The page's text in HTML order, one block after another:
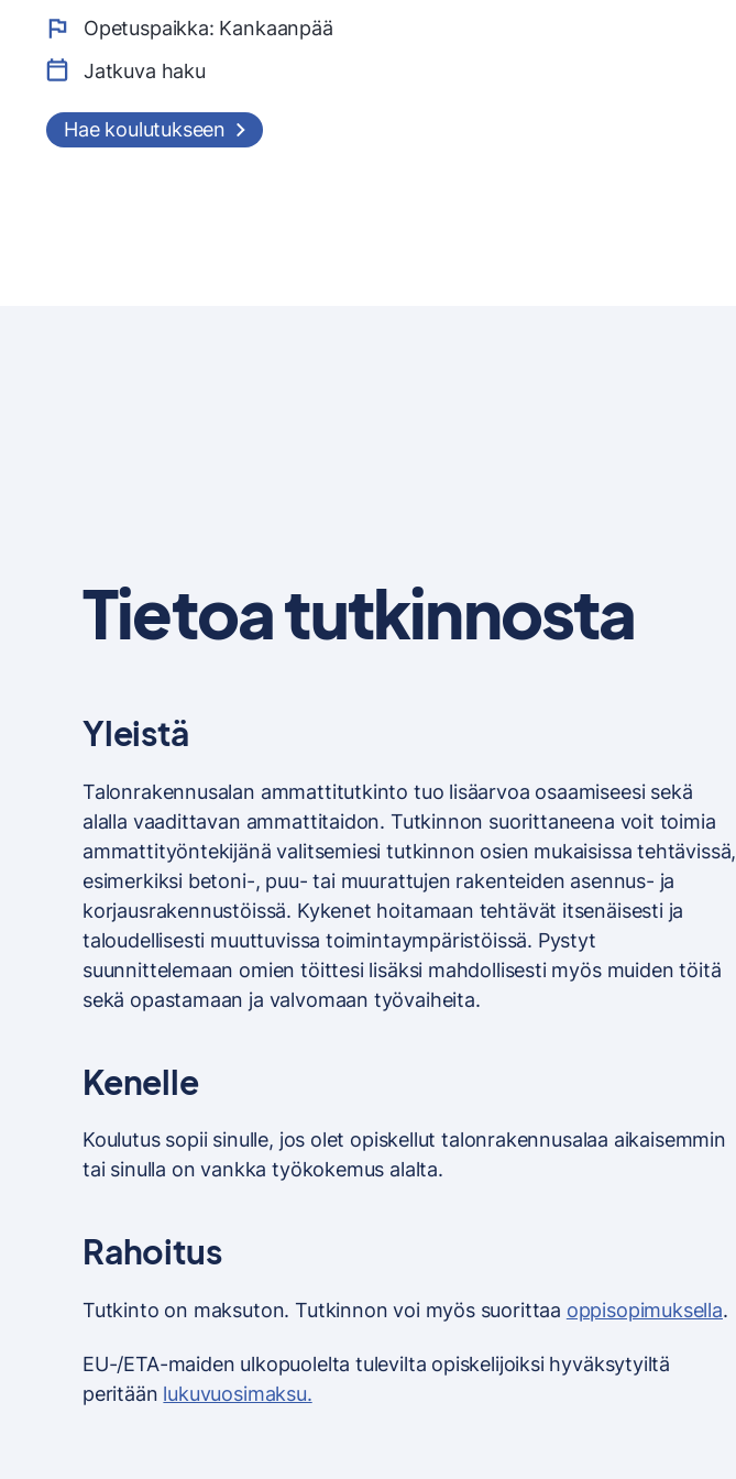
Opetuspaikka: Kankaanpää
Jatkuva haku
Hae koulutukseen
Tietoa tutkinnosta
Yleistä
Talonrakennusalan ammattitutkinto tuo lisäarvoa osaamiseesi sekä
alalla vaadittavan ammattitaidon. Tutkinnon suorittaneena voit toimia
ammattityöntekijänä valitsemiesi tutkinnon osien mukaisissa tehtävissä,
esimerkiksi betoni-, puu- tai muurattujen rakenteiden asennus- ja
korjausrakennustöissä. Kykenet hoitamaan tehtävät itsenäisesti ja
taloudellisesti muuttuvissa toimintaympäristöissä. Pystyt
suunnittelemaan omien töittesi lisäksi mahdollisesti myös muiden töitä
sekä opastamaan ja valvomaan työvaiheita.
Kenelle
Koulutus sopii sinulle, jos olet opiskellut talonrakennusalaa aikaisemmin
tai sinulla on vankka työkokemus alalta.
Rahoitus
Tutkinto on maksuton. Tutkinnon voi myös suorittaa oppisopimuksella.
EU-/ETA-maiden ulkopuolelta tulevilta opiskelijoiksi hyväksytyiltä
peritään lukuvuosimaksu.